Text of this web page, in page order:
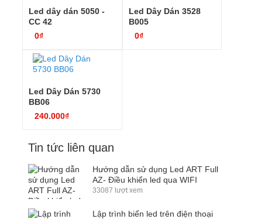
Led dây dán 5050 -
CC 42
0₫
Led Dây Dán 3528
B005
0₫
Led Dây Dán 5730
BB06
240.000₫
Tin tức liên quan
Hướng dẫn sử dụng Led ART Full
AZ- Điều khiển led qua WIFI
33087 lượt xem
Lập trình biển led trên điện thoại